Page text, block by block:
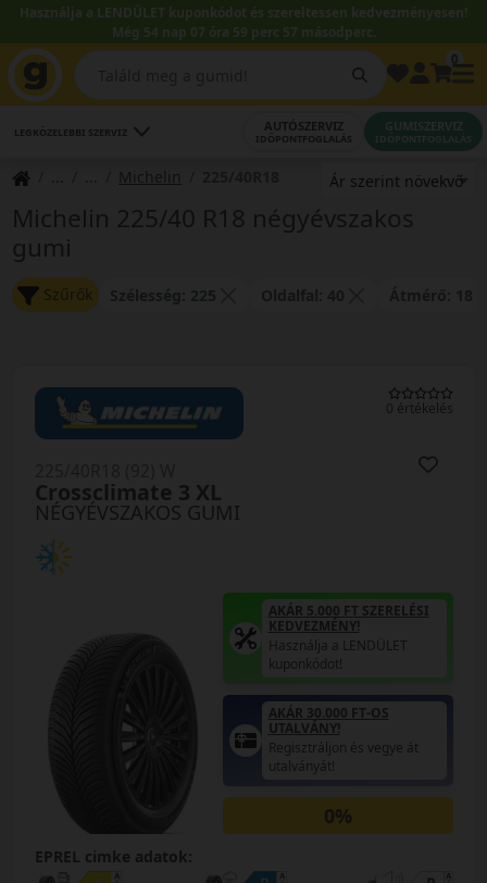
Használja a LENDÜLET kuponkódot és szereltessen kedvezményesen!
Még 54 nap 07 óra 59 perc 57 másodperc.
LEGKÖZELEBBI SZERVIZ AUTÓSZERVIZ
IDŐPONTFOGLALÁS
GUMISZERVIZ
IDŐPONTFOGLALÁS
Michelin
Michelin 225/40 R18 négyévszakos
gumi
Szűrők
0 értékelés
NÉGYÉVSZAKOS GUMI
Crossclimate 3 XL
AKÁR 5.000 FT SZERELÉSI
KEDVEZMÉNY!
Használja a LENDÜLET
kuponkódot!
AKÁR 30.000 FT-OS
UTALVÁNY!
Regisztráljon és vegye át
utalványát!
0%
EPREL cimke adatok: